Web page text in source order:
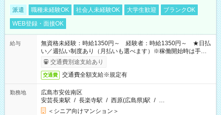
派遣 職種未経験OK 社会人未経験OK 大学生歓迎
ブランクOK
WEB登録・面接OK
給与
無資格未経験：時給1350円～ 経験者：時給1350円～ ★日払
い／週払い制度あり（月払いも選べます）※稼働開始時は手続き
完了次第のお支払いとなります。
交通費別途支給あり
交通費 交通費全額支給※規定有
勤務地
広島市安佐南区
安芸長束駅 / 長楽寺駅 / 西原(広島県)駅 / …
＜シニア向けマンション＞